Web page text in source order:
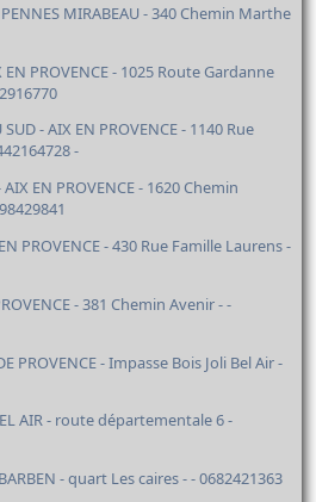
MIRABEAU - 340 Chemin Marthe
EN PROVENCE - 1025 Route Gardanne
SUD - AIX EN PROVENCE - 1140 Rue
-
AIX EN PROVENCE - 1620 Chemin
PROVENCE - 430 Rue Famille Laurens -
- 381 Chemin Avenir - -
PROVENCE - Impasse Bois Joli Bel Air -
AIR - route départementale 6 -
- quart Les caires - - 0682421363